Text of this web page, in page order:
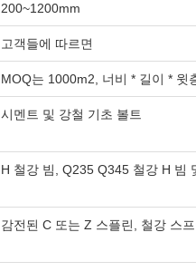
200~1200mm
고객들에 따르면
MOQ는 1000m2, 너비 * 길이 * 윗
시멘트 및 강철 기초 볼트
H 철강 빔, Q235 Q345 철강 H 빔
감전된 C 또는 Z 스플린, 철강 스